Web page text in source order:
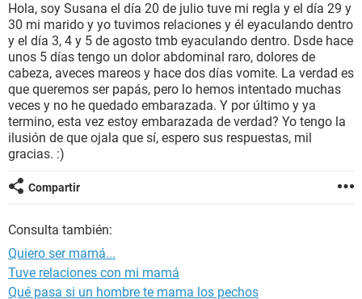
BIENESTAR
SEXUALIDAD
GLOSARIO
Hola, soy Susana el día 20 de julio tuve mi regla y el día 29 y
30 mi marido y yo tuvimos relaciones y él eyaculando dentro
y el día 3, 4 y 5 de agosto tmb eyaculando dentro. Dsde hace
unos 5 días tengo un dolor abdominal raro, dolores de
cabeza, aveces mareos y hace dos días vomite. La verdad es
que queremos ser papás, pero lo hemos intentado muchas
veces y no he quedado embarazada. Y por último y ya
termino, esta vez estoy embarazada de verdad? Yo tengo la
ilusión de que ojala que sí, espero sus respuestas, mil
gracias. :)
Compartir
Consulta también:
Quiero ser mamá...
Tuve relaciones con mi mamá
Qué pasa si un hombre te mama los pechos